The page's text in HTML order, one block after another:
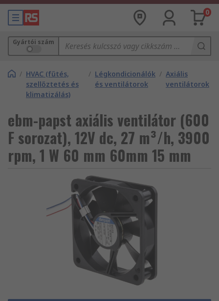
0
Gyártói szám
/ HVAC (fűtés,
szellőztetés és
klimatizálás)
/ Légkondicionálók
és ventilátorok
/ Axiális
ventilátorok
ebm-papst axiális ventilátor (600
F sorozat), 12V dc, 27 m³/h, 3900
rpm, 1 W 60 mm 60mm 15 mm